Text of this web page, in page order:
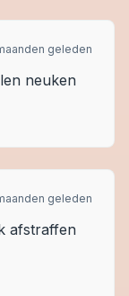
geleden
neuken
geleden
afstraffen